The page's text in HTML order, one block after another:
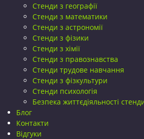
Стенди з географії
Стенди з математики
Стенди з астрономії
Стенди з фізики
Стенди з хімії
Стенди з правознавства
Стенди трудове навчання
Стенди з фізкультури
Стенди психологія
Безпека життєдіяльності
Блог
Контакти
Відгуки